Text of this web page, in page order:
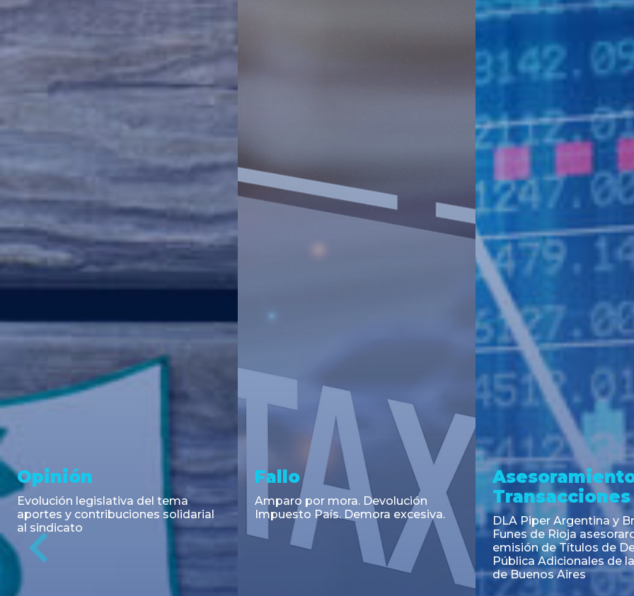
Asesoramiento y
Transacciones
Co-Emisión de Obligaciones
Negociables por US$400.000.000
de Petroquímica Comodoro
Rivadavia S.A. y Luz de Tres Picos
Noticia
Cambios en el Código Alimentario
Argentino: simplifican trámites
para la importación de aditivos,
coadyuvantes e ingredientes
alimentarios y unifican autoridad
Noticia
CNV: Criterio
colocaciones primarias
Previous